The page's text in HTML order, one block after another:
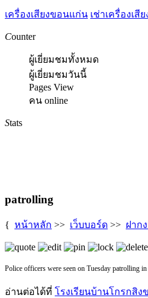
เครื่องเสียงขอนแก่น เช่าเครื่องเสี
Counter
ผู้เยี่ยมชมทั้งหมด
ผู้เยี่ยมชมวันนี้
Pages View
คน online
Stats
patrolling
{ หน้าหลัก >> เว็บบอร์ด >> ฝาก
Police officers were seen on Tuesday patrolling
อ่านต่อได้ที่ โรงเรียนบ้านโกรกสิง